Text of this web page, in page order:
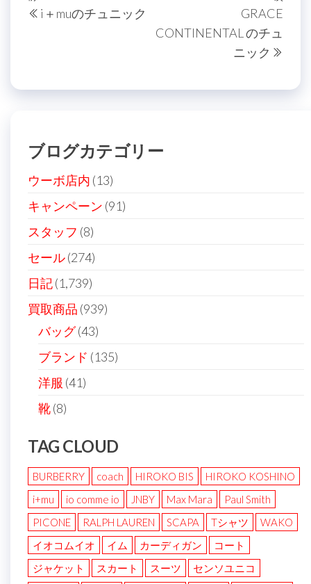
稿
ゲ
シ
ョ
ン
去 i＋muのチュニック
GRACE
CONTINENTAL のチュ
ニック
ブログカテゴリー
ウーボ店内 (13)
キャンペーン (91)
スタッフ (8)
セール(274)
日記(1,739)
買取商品 (939)
バッグ(43)
ブランド (135)
洋服 (41)
靴(8)
TAG CLOUD
BURBERRY coach HIROKO BIS
HIROKO KOSHINO
i+mu
io comme io JNBY Max Mara
Paul Smith
PICONE
RALPH LAUREN SCAPA Tシャツ
WAKO
イオコムイオ
イム カーディガン
コート
ジャケット
スカート スーツ
センソユニコ